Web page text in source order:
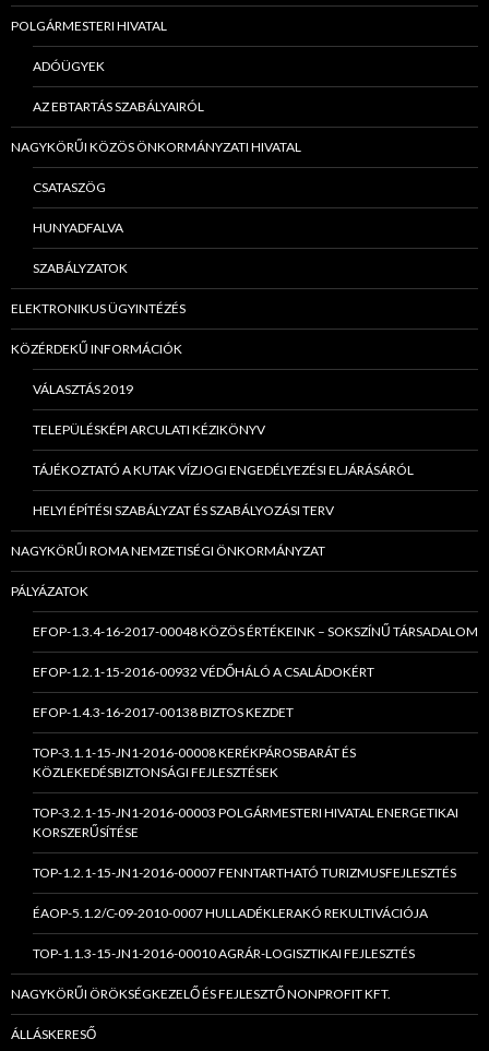
POLGÁRMESTERI HIVATAL
ADÓÜGYEK
AZ EBTARTÁS SZABÁLYAIRÓL
NAGYKÖRŰI KÖZÖS ÖNKORMÁNYZATI HIVATAL
CSATASZÖG
HUNYADFALVA
SZABÁLYZATOK
ELEKTRONIKUS ÜGYINTÉZÉS
KÖZÉRDEKŰ INFORMÁCIÓK
VÁLASZTÁS 2019
TELEPÜLÉSKÉPI ARCULATI KÉZIKÖNYV
TÁJÉKOZTATÓ A KUTAK VÍZJOGI ENGEDÉLYEZÉSI ELJÁRÁSÁRÓL
HELYI ÉPÍTÉSI SZABÁLYZAT ÉS SZABÁLYOZÁSI TERV
NAGYKÖRŰI ROMA NEMZETISÉGI ÖNKORMÁNYZAT
PÁLYÁZATOK
EFOP-1.3.4-16-2017-00048 KÖZÖS ÉRTÉKEINK – SOKSZÍNŰ TÁRSADALOM
EFOP-1.2.1-15-2016-00932 VÉDŐHÁLÓ A CSALÁDOKÉRT
EFOP-1.4.3-16-2017-00138 BIZTOS KEZDET
TOP-3.1.1-15-JN1-2016-00008 KERÉKPÁROSBARÁT ÉS
KÖZLEKEDÉSBIZTONSÁGI FEJLESZTÉSEK
TOP-3.2.1-15-JN1-2016-00003 POLGÁRMESTERI HIVATAL ENERGETIKAI
KORSZERŰSÍTÉSE
TOP-1.2.1-15-JN1-2016-00007 FENNTARTHATÓ TURIZMUSFEJLESZTÉS
ÉAOP-5.1.2/C-09-2010-0007 HULLADÉKLERAKÓ REKULTIVÁCIÓJA
TOP-1.1.3-15-JN1-2016-00010 AGRÁR-LOGISZTIKAI FEJLESZTÉS
NAGYKÖRŰI ÖRÖKSÉGKEZELŐ ÉS FEJLESZTŐ NONPROFIT KFT.
ÁLLÁSKERESŐ